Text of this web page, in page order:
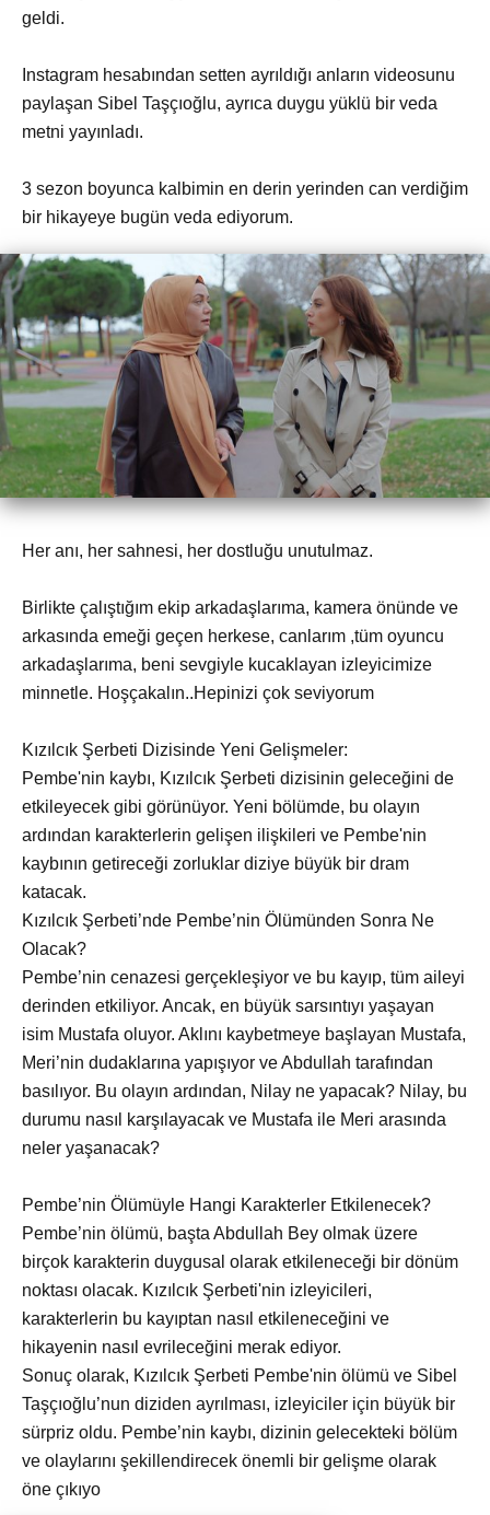
geldi.
Instagram hesabından setten ayrıldığı anların videosunu
paylaşan Sibel Taşçıoğlu, ayrıca duygu yüklü bir veda
metni yayınladı.
3 sezon boyunca kalbimin en derin yerinden can verdiğim
bir hikayeye bugün veda ediyorum.
Her anı, her sahnesi, her dostluğu unutulmaz.
Birlikte çalıştığım ekip arkadaşlarıma, kamera önünde ve
arkasında emeği geçen herkese, canlarım ,tüm oyuncu
arkadaşlarıma, beni sevgiyle kucaklayan izleyicimize
minnetle. Hoşçakalın..Hepinizi çok seviyorum
Kızılcık Şerbeti Dizisinde Yeni Gelişmeler:
Pembe'nin kaybı, Kızılcık Şerbeti dizisinin geleceğini de
etkileyecek gibi görünüyor. Yeni bölümde, bu olayın
ardından karakterlerin gelişen ilişkileri ve Pembe'nin
kaybının getireceği zorluklar diziye büyük bir dram
katacak.
Kızılcık Şerbeti’nde Pembe’nin Ölümünden Sonra Ne
Olacak?
Pembe’nin cenazesi gerçekleşiyor ve bu kayıp, tüm aileyi
derinden etkiliyor. Ancak, en büyük sarsıntıyı yaşayan
isim Mustafa oluyor. Aklını kaybetmeye başlayan Mustafa,
Meri’nin dudaklarına yapışıyor ve Abdullah tarafından
basılıyor. Bu olayın ardından, Nilay ne yapacak? Nilay, bu
durumu nasıl karşılayacak ve Mustafa ile Meri arasında
neler yaşanacak?
Pembe’nin Ölümüyle Hangi Karakterler Etkilenecek?
Pembe’nin ölümü, başta Abdullah Bey olmak üzere
birçok karakterin duygusal olarak etkileneceği bir dönüm
noktası olacak. Kızılcık Şerbeti'nin izleyicileri,
karakterlerin bu kayıptan nasıl etkileneceğini ve
hikayenin nasıl evrileceğini merak ediyor.
Sonuç olarak, Kızılcık Şerbeti Pembe'nin ölümü ve Sibel
Taşçıoğlu’nun diziden ayrılması, izleyiciler için büyük bir
sürpriz oldu. Pembe’nin kaybı, dizinin gelecekteki bölüm
ve olaylarını şekillendirecek önemli bir gelişme olarak
öne çıkıyo